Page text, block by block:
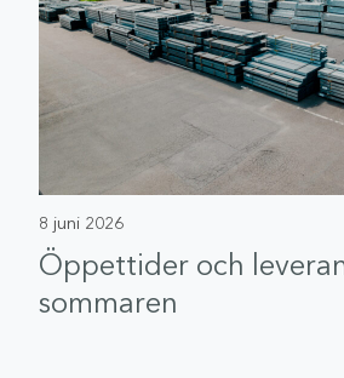
8 juni 2026
Öppettider och
sommaren